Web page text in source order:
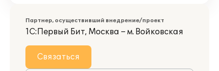
Партнер, осуществивший внедрение/проект
1С:Первый Бит, Москва – м. Войковская
Связаться